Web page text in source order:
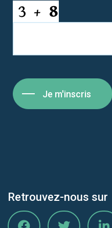
Je m'inscris
Retrouvez-nous sur